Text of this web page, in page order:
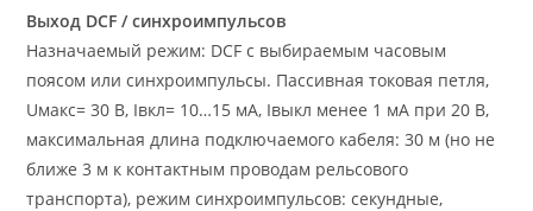
Выход DCF / синхроимпульсов
Назначаемый режим: DCF с выбираемым часовым
поясом или синхроимпульсы. Пассивная токовая петля,
Uмакс= 30 В, Iвкл= 10…15 мА, Iвыкл менее 1 мА при 20 В,
максимальная длина подключаемого кабеля: 30 м (но не
ближе 3 м к контактным проводам рельсового
транспорта), режим синхроимпульсов: секундные,